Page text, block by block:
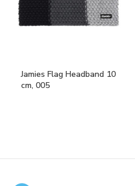
Jamies Flag Headband 10
cm, 005